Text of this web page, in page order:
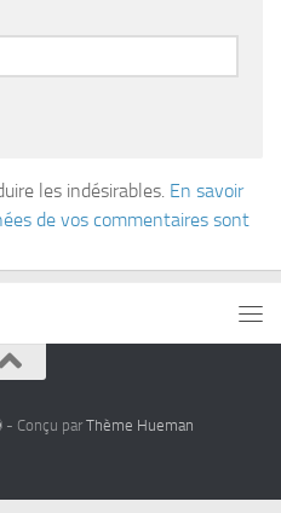
les indésirables. En savoir
de vos commentaires sont
- Conçu par Thème Hueman